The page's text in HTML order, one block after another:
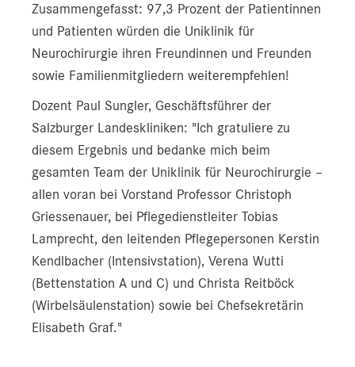
Zusammengefasst: 97,3 Prozent der Patientinnen
und Patienten würden die Uniklinik für
Neurochirurgie ihren Freundinnen und Freunden
sowie Familienmitgliedern weiterempfehlen!
Dozent Paul Sungler, Geschäftsführer der
Salzburger Landeskliniken: "Ich gratuliere zu
diesem Ergebnis und bedanke mich beim
gesamten Team der Uniklinik für Neurochirurgie –
allen voran bei Vorstand Professor Christoph
Griessenauer, bei Pflegedienstleiter Tobias
Lamprecht, den leitenden Pflegepersonen Kerstin
Kendlbacher (Intensivstation), Verena Wutti
(Bettenstation A und C) und Christa Reitböck
(Wirbelsäulenstation) sowie bei Chefsekretärin
Elisabeth Graf."